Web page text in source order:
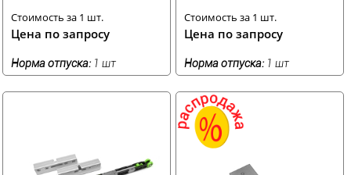
Стоимость за 1 шт.
Цена по запросу
Норма отпуска: 1 шт
Стоимость за 1 шт.
Цена по запросу
Норма отпуска: 1 шт